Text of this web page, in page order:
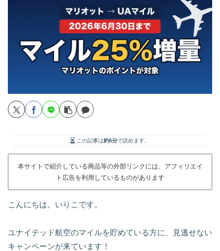
この記事は約6分で読めます。
本サイトで紹介している商品等の外部リンクには、アフィリエイ
ト広告を利用しているものがあります
こんにちは。いりこです。
ユナイテッド航空のマイルを貯めている方に、見逃せない
キャンペーンが来ています！